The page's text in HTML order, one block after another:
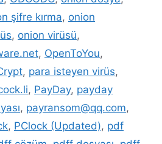
şifre kırma, onion
, onion virüsü,
, OpenToYou,
, para isteyen virüs,
, PayDay, payday
, payransom@qq.com,
, PClock (Updated), pdf